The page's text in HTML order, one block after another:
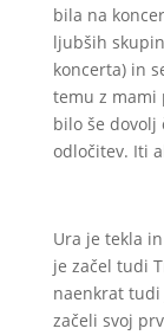
bila na
ljubših
koncerta) in
temu z mami
bilo še dovolj
odločitev. Iti
Ura je tekla
je začel tudi
naenkrat tudi
začeli svoj